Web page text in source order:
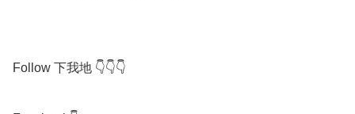
Follow 下我地 👇👇👇